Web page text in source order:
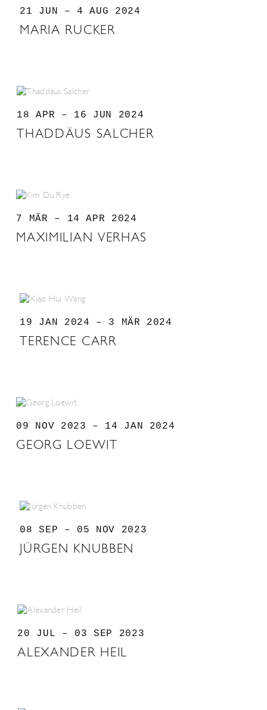
21 JUN – 4 AUG 2024
MARIA RUCKER
18 APR – 16 JUN 2024
THADDÄUS SALCHER
7 MÄR – 14 APR 2024
MAXIMILIAN VERHAS
19 JAN 2024 – 3 MÄR 2024
TERENCE CARR
09 NOV 2023 – 14 JAN 2024
GEORG LOEWIT
08 SEP – 05 NOV 2023
JÜRGEN KNUBBEN
20 JUL – 03 SEP 2023
ALEXANDER HEIL